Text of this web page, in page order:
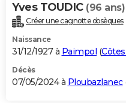
Yves TOUDIC (96 ans)
Créer une cagnotte obsèques
Naissance
31/12/1927 à Paimpol (
Décès
07/05/2024 à Ploubazlanec